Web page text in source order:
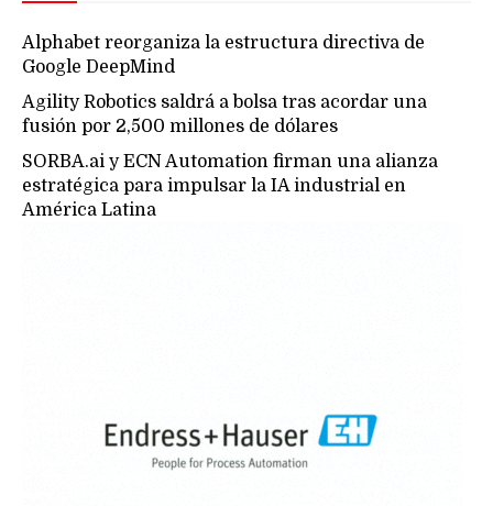
Alphabet reorganiza la estructura directiva de
Google DeepMind
Agility Robotics saldrá a bolsa tras acordar una
fusión por 2,500 millones de dólares
SORBA.ai y ECN Automation firman una alianza
estratégica para impulsar la IA industrial en
América Latina